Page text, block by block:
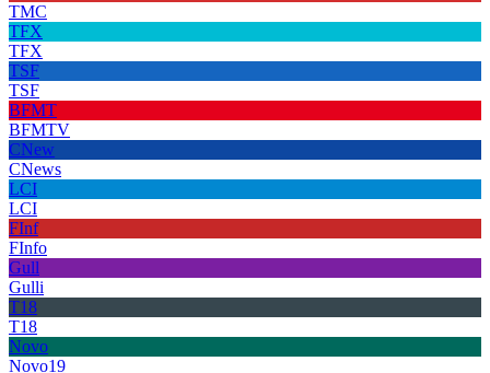
TMC
TFX
TFX
TSF
TSF
BFMT
BFMTV
CNew
CNews
LCI
LCI
FInf
FInfo
Gull
Gulli
T18
T18
Novo
Novo19